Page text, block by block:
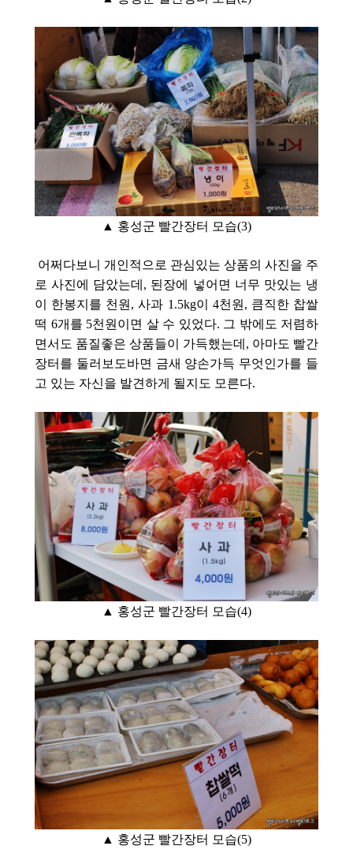
▲ 홍성군 빨간장터 모습(3)
어쩌다보니 개인적으로 관심있는 상품의 사진을 주
로 사진에 담았는데, 된장에 넣어면 너무 맛있는 냉
이 한봉지를 천원, 사과 1.5kg이 4천원, 큼직한 찹쌀
떡 6개를 5천원이면 살 수 있었다. 그 밖에도 저렴하
면서도 품질좋은 상품들이 가득했는데, 아마도 빨간
장터를 둘러보도바면 금새 양손가득 무엇인가를 들
고 있는 자신을 발견하게 될지도 모른다.
▲ 홍성군 빨간장터 모습(4)
▲ 홍성군 빨간장터 모습(5)